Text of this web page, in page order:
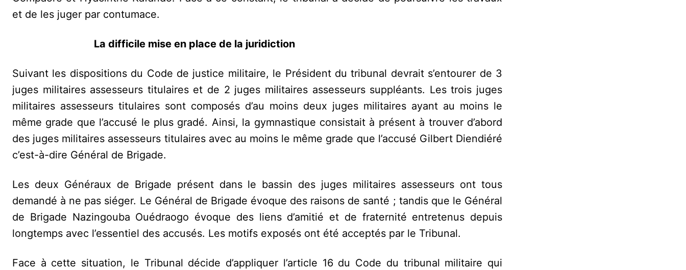
et de les juger par contumace.
La difficile mise en place de la juridiction
Suivant les dispositions du Code de justice militaire, le Président du tribunal devrait s’entourer de 3
juges militaires assesseurs titulaires et de 2 juges militaires assesseurs suppléants. Les trois juges
militaires assesseurs titulaires sont composés d’au moins deux juges militaires ayant au moins le
même grade que l’accusé le plus gradé. Ainsi, la gymnastique consistait à présent à trouver d’abord
des juges militaires assesseurs titulaires avec au moins le même grade que l’accusé Gilbert Diendiéré
c’est-à-dire Général de Brigade.
Les deux Généraux de Brigade présent dans le bassin des juges militaires assesseurs ont tous
demandé à ne pas siéger. Le Général de Brigade évoque des raisons de santé ; tandis que le Général
de Brigade Nazingouba Ouédraogo évoque des liens d’amitié et de fraternité entretenus depuis
longtemps avec l’essentiel des accusés. Les motifs exposés ont été acceptés par le Tribunal.
Face à cette situation, le Tribunal décide d’appliquer l’article 16 du Code du tribunal militaire qui